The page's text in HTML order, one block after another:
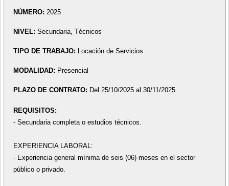
NÚMERO: 2025
NIVEL: Secundaria, Técnicos
TIPO DE TRABAJO: Locación de Servicios
MODALIDAD: Presencial
PLAZO DE CONTRATO: Del 25/10/2025 al 30/11/2025
REQUISITOS:
- Secundaria completa o estudios técnicos.
EXPERIENCIA LABORAL:
- Experiencia general mínima de seis (06) meses en el sector
público o privado.